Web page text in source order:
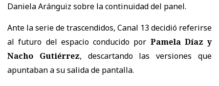
Daniela Aránguiz sobre la continuidad del panel.
Ante la serie de trascendidos, Canal 13 decidió referirse
al futuro del espacio conducido por Pamela Díaz y
Nacho Gutiérrez, descartando las versiones que
apuntaban a su salida de pantalla.